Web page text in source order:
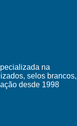
na
selos brancos,
desde 1998